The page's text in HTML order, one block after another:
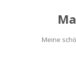
Meine